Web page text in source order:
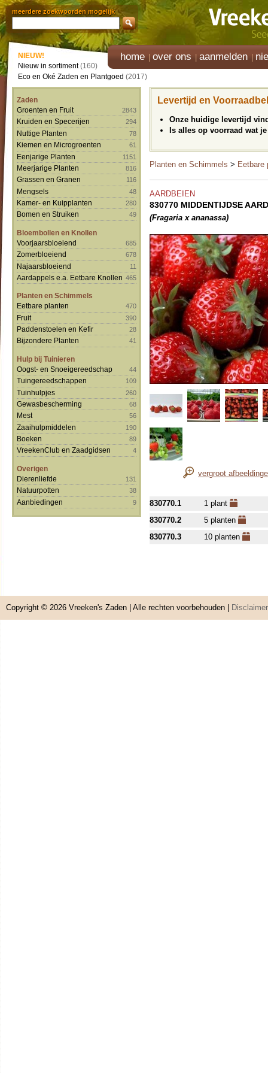
meerdere zoekwoorden mogelijk
home over ons aanmelden
NIEUW!
Nieuw in sortiment(160)
Eco en Oké Zaden en Plantgoed (2017)
Zaden
Groenten en Fruit
2843
Kruiden en Specerijen 294
Nuttige Planten 78
Kiemen en Microgroenten 61
Eenjarige Planten 1151
Meerjarige Planten 816
Grassen en Granen 116
Mengsels 48
Kamer- en Kuipplanten 280
Bomen en Struiken 49
Bloembollen en Knollen
Voorjaarsbloeiend
685
Zomerbloeiend 678
Najaarsbloeiend 11
Aardappels e.a. Eetbare Knollen 465
Planten en Schimmels
Eetbare planten
470
Fruit 390
Paddenstoelen en Kefir 28
Bijzondere Planten 41
Hulp bij Tuinieren
Oogst- en Snoeigereedschap
44
Tuingereedschappen 109
Tuinhulpjes 260
Gewasbescherming 68
Mest 56
Zaaihulpmiddelen 190
Boeken 89
VreekenClub en Zaadgidsen 4
Overigen
Dierenliefde
131
Natuurpotten 38
Aanbiedingen 9
Levertijd en
Onze huidige levertijd
Is alles op voorraad wat
Planten en Schimmels > Eetbare
AARDBEIEN
830770 MIDDENTIJDSE
(Fragaria x ananassa)
vergroot
830770.1
1 plant
830770.2
5 planten
830770.3
10 planten
Copyright © 2026 Vreeken's Zaden | Alle rechten voorbehouden | Disclaimer